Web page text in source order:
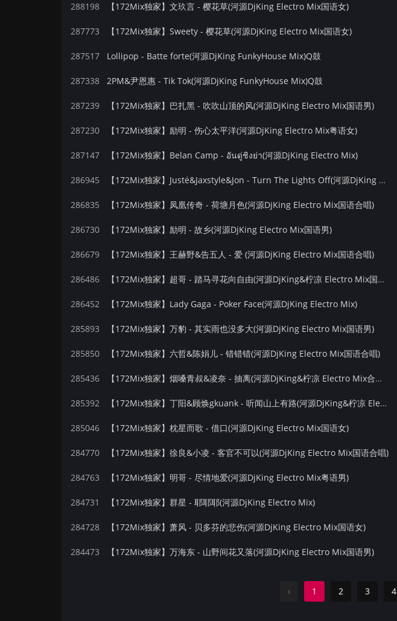
288198 【172Mix独家】文玖言 - 樱花草(河源DjKing Electro Mix国语女)
287773 【172Mix独家】Sweety - 樱花草(河源DjKing Electro Mix国语女)
287517 Lollipop - Batte forte(河源DjKing FunkyHouse Mix)Q鼓
287338 2PM&尹恩惠 - Tik Tok(河源DjKing FunkyHouse Mix)Q鼓
287239 【172Mix独家】巴扎黑 - 吹吹山顶的风(河源DjKing Electro Mix国语男)
287230 【172Mix独家】励明 - 伤心太平洋(河源DjKing Electro Mix粤语女)
287147 【172Mix独家】Belan Camp - อันดู่ชิงย่า(河源DjKing Electro Mix)
286945 【172Mix独家】Justė&Jaxstyle&Jon - Turn The Lights Off(河源DjKing Electro Mix)
286835 【172Mix独家】凤凰传奇 - 荷塘月色(河源DjKing Electro Mix国语合唱)
286730 【172Mix独家】励明 - 故乡(河源DjKing Electro Mix国语男)
286679 【172Mix独家】王赫野&告五人 - 爱 (河源DjKing Electro Mix国语合唱)
286486 【172Mix独家】超哥 - 踏马寻花向自由(河源DjKing&柠凉 Electro Mix国语男)
286452 【172Mix独家】Lady Gaga - Poker Face(河源DjKing Electro Mix)
285893 【172Mix独家】万豹 - 其实雨也没多大(河源DjKing Electro Mix国语男)
285850 【172Mix独家】六哲&陈娟儿 - 错错错(河源DjKing Electro Mix国语合唱)
285436 【172Mix独家】烟嗓青叔&凌奈 - 抽离(河源DjKing&柠凉 Electro Mix合唱国语)
285392 【172Mix独家】丁阳&顾焕gkuank - 听闻山上有路(河源DjKing&柠凉 Electro Mix国语男)
285046 【172Mix独家】枕星而歌 - 借口(河源DjKing Electro Mix国语女)
284770 【172Mix独家】徐良&小凌 - 客官不可以(河源DjKing Electro Mix国语合唱)
284763 【172Mix独家】明哥 - 尽情地爱(河源DjKing Electro Mix粤语男)
284731 【172Mix独家】群星 - 耶耶耶(河源DjKing Electro Mix)
284728 【172Mix独家】萧风 - 贝多芬的悲伤(河源DjKing Electro Mix国语女)
284473 【172Mix独家】万海东 - 山野间花又落(河源DjKing Electro Mix国语男)
‹ 1 2 3 4